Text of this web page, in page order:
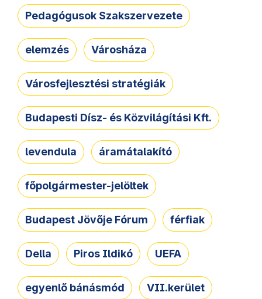
Pedagógusok Szakszervezete
elemzés Városháza
Városfejlesztési stratégiák
Budapesti Dísz- és Közvilágítási Kft.
levendula áramátalakító
főpolgármester-jelöltek
Budapest Jövője Fórum férfiak
Della Piros Ildikó UEFA
egyenlő bánásmód VII.kerület